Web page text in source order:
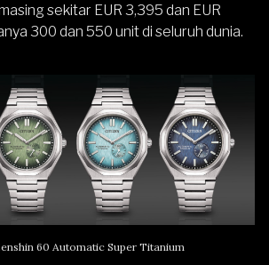
sekitar EUR 3,395 dan EUR
300 dan 550 unit di seluruh dunia.
60 Automatic Super Titanium